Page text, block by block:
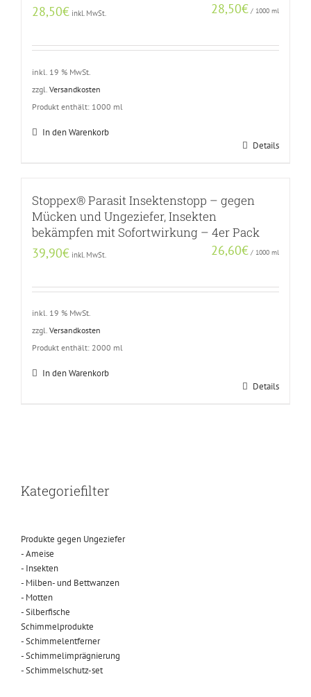
28,50€ inkl. MwSt. 28,50€ / 1000 ml
inkl. 19 % MwSt.
zzgl. Versandkosten
Produkt enthält: 1000 ml
In den Warenkorb
Details
Stoppex® Parasit Insektenstopp – gegen
Mücken und Ungeziefer, Insekten
bekämpfen mit Sofortwirkung – 4er Pack
39,90€ inkl. MwSt. 26,60€ / 1000 ml
inkl. 19 % MwSt.
zzgl. Versandkosten
Produkt enthält: 2000 ml
In den Warenkorb
Details
Kategoriefilter
Produkte gegen Ungeziefer
- Ameise
- Insekten
- Milben- und Bettwanzen
- Motten
- Silberfische
Schimmelprodukte
- Schimmelentferner
- Schimmelimprägnierung
- Schimmelschutz-set